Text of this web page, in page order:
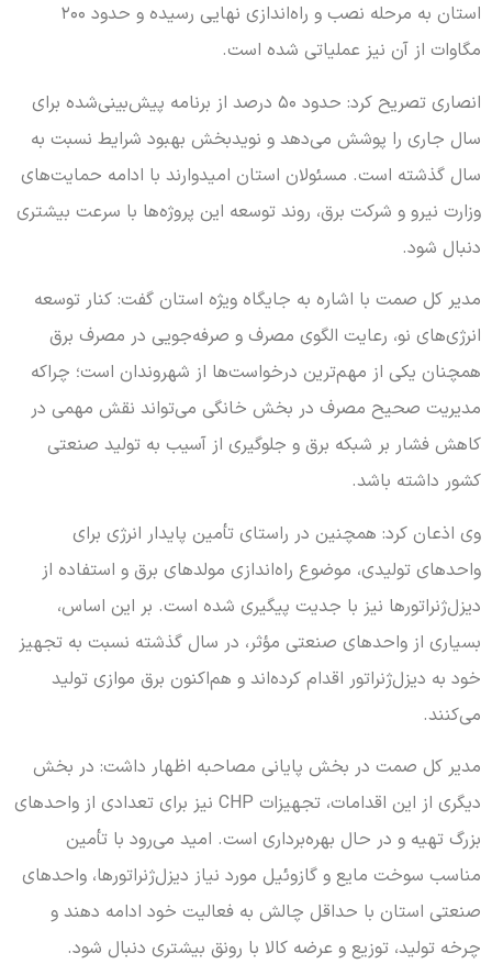
استان به مرحله نصب و راه‌اندازی نهایی رسیده و حدود ۲۰۰
مگاوات از آن نیز عملیاتی شده است.
انصاری تصریح کرد: حدود ۵۰ درصد از برنامه پیش‌بینی‌شده برای
سال جاری را پوشش می‌دهد و نویدبخش بهبود شرایط نسبت به
سال گذشته است. مسئولان استان امیدوارند با ادامه حمایت‌های
وزارت نیرو و شرکت برق، روند توسعه این پروژه‌ها با سرعت بیشتری
دنبال شود.
مدیر کل صمت با اشاره به جایگاه ویژه استان گفت: کنار توسعه
انرژی‌های نو، رعایت الگوی مصرف و صرفه‌جویی در مصرف برق
همچنان یکی از مهم‌ترین درخواست‌ها از شهروندان است؛ چراکه
مدیریت صحیح مصرف در بخش خانگی می‌تواند نقش مهمی در
کاهش فشار بر شبکه برق و جلوگیری از آسیب به تولید صنعتی
کشور داشته باشد.
وی اذعان کرد: همچنین در راستای تأمین پایدار انرژی برای
واحدهای تولیدی، موضوع راه‌اندازی مولدهای برق و استفاده از
دیزل‌ژنراتورها نیز با جدیت پیگیری شده است. بر این اساس،
بسیاری از واحدهای صنعتی مؤثر، در سال گذشته نسبت به تجهیز
خود به دیزل‌ژنراتور اقدام کرده‌اند و هم‌اکنون برق موازی تولید
می‌کنند.
مدیر کل صمت در بخش پایانی مصاحبه اظهار داشت: در بخش
دیگری از این اقدامات، تجهیزات CHP نیز برای تعدادی‌ از واحدهای
بزرگ تهیه و در حال بهره‌برداری است. امید می‌رود با تأمین
مناسب سوخت مایع و گازوئیل مورد نیاز دیزل‌ژنراتورها، واحدهای
صنعتی استان با حداقل چالش به فعالیت خود ادامه دهند و
چرخه تولید، توزیع و عرضه کالا با رونق بیشتری دنبال شود.